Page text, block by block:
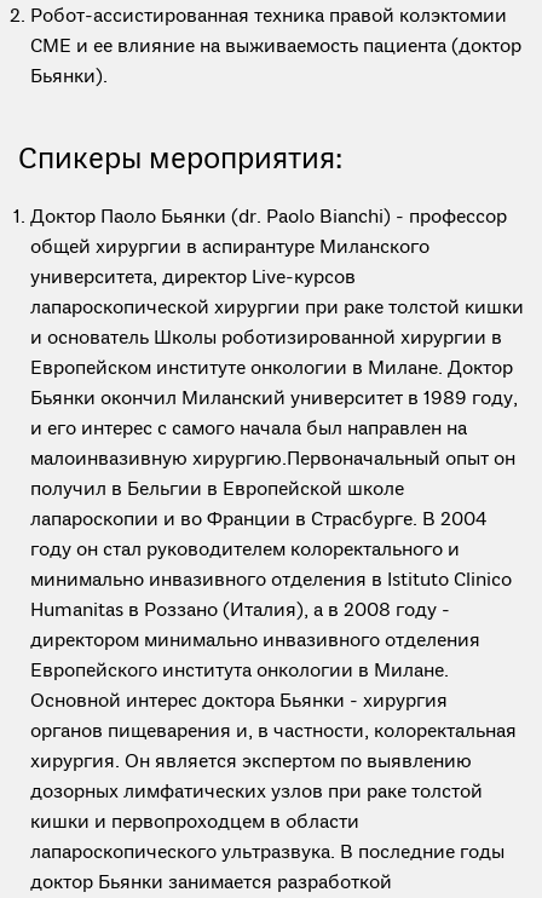
Робот-ассистированная техника правой колэктомии
CME и ее влияние на выживаемость пациента (доктор
Бьянки).
Спикеры мероприятия:
Доктор Паоло Бьянки (dr. Paolo Bianchi) - профессор
общей хирургии в аспирантуре Миланского
университета, директор Live-курсов
лапароскопической хирургии при раке толстой кишки
и основатель Школы роботизированной хирургии в
Европейском институте онкологии в Милане. Доктор
Бьянки окончил Миланский университет в 1989 году,
и его интерес с самого начала был направлен на
малоинвазивную хирургию.Первоначальный опыт он
получил в Бельгии в Европейской школе
лапароскопии и во Франции в Страсбурге. В 2004
году он стал руководителем колоректального и
минимально инвазивного отделения в Istituto Clinico
Humanitas в Роззано (Италия), а в 2008 году -
директором минимально инвазивного отделения
Европейского института онкологии в Милане.
Основной интерес доктора Бьянки - хирургия
органов пищеварения и, в частности, колоректальная
хирургия. Он является экспертом по выявлению
дозорных лимфатических узлов при раке толстой
кишки и первопроходцем в области
лапароскопического ультразвука. В последние годы
доктор Бьянки занимается разработкой